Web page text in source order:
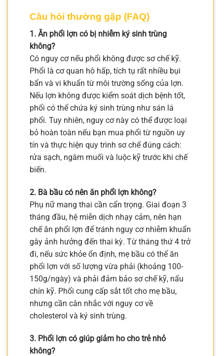
Câu hỏi thường gặp (FAQ)
1. Ăn phổi lợn có bị nhiễm ký sinh trùng
không?
Có nguy cơ nếu phổi không được sơ chế kỹ.
Phổi là cơ quan hô hấp, tích tụ rất nhiều bụi
bẩn và vi khuẩn từ môi trường sống của lợn.
Nếu lợn không được kiểm soát dịch bệnh tốt,
phổi có thể chứa ký sinh trùng như sán lá
phổi. Tuy nhiên, nguy cơ này có thể được loại
bỏ hoàn toàn nếu bạn mua phổi từ nguồn uy
tín và thực hiện quy trình sơ chế đúng cách:
rửa sạch, ngâm muối và luộc kỹ trước khi chế
biến.
2. Bà bầu có nên ăn phổi lợn không?
Phụ nữ mang thai cần cẩn trọng. Giai đoạn 3
tháng đầu, hệ miễn dịch nhạy cảm, nên hạn
chế ăn phổi lợn để tránh nguy cơ nhiễm khuẩn
gây ảnh hưởng đến thai kỳ. Từ tháng thứ 4 trở
đi, nếu sức khỏe ổn định, mẹ bầu có thể ăn
phổi lợn với số lượng vừa phải (khoảng 100-
150g/ngày) và phải đảm bảo sơ chế kỹ, nấu
chín kỹ. Phổi cung cấp sắt tốt cho mẹ bầu,
nhưng cần cân nhắc với nguy cơ về
cholesterol và ký sinh trùng.
3. Phổi lợn có giúp giảm ho cho trẻ nhỏ
không?